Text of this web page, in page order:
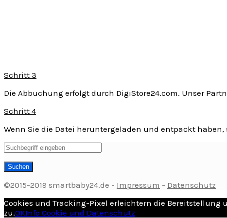
Schritt 3
Die Abbuchung erfolgt durch DigiStore24.com. Unser
Schritt 4
Wenn Sie die Datei heruntergeladen und entpackt haben,
©2015-2019 smartbaby24.de - Impressum - Datenschutz
Cookies und Tracking-Pixel erleichtern die Bereitstellung
zu.OKInfo Cookie und Datenschutz